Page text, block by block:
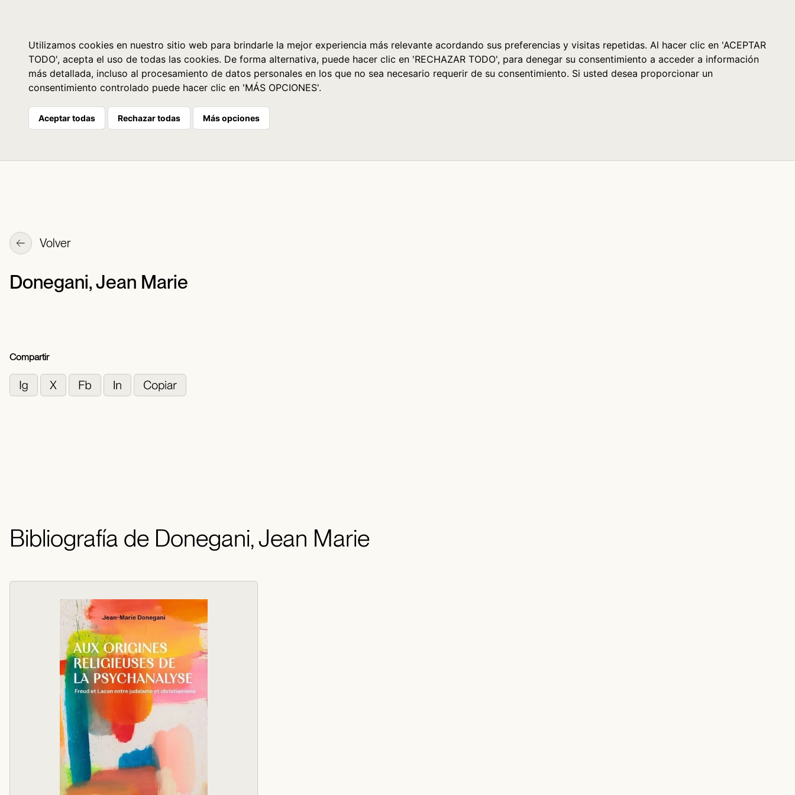
Utilizamos cookies en nuestro sitio web para brindarle la mejor experiencia más relevante acordando sus preferencias y visitas repetidas. Al hacer clic en 'ACEPTAR
TODO', acepta el uso de todas las cookies. De forma alternativa, puede hacer clic en 'RECHAZAR TODO', para denegar su consentimiento a acceder a información
más detallada, incluso al procesamiento de datos personales en los que no sea necesario requerir de su consentimiento. Si usted desea proporcionar un
consentimiento controlado puede hacer clic en 'MÁS OPCIONES'.
Aceptar todas Rechazar todas Más opciones
Volver
Donegani, Jean Marie
Compartir
Bibliografía de Donegani, Jean Marie